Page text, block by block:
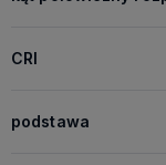
CRI
podstawa